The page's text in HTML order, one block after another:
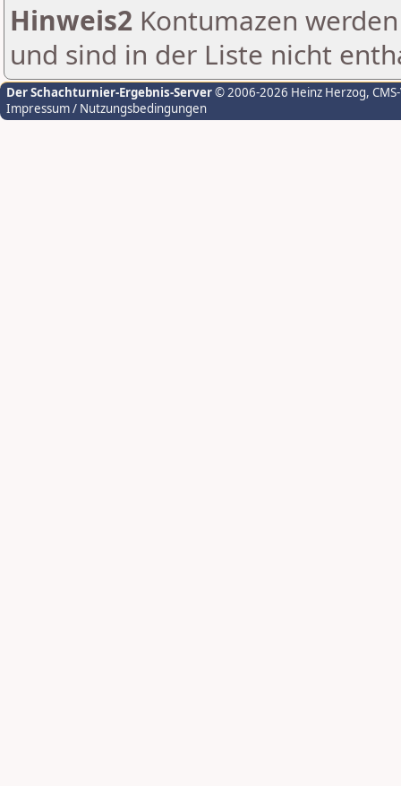
Hinweis2 Kontumazen
und sind in der Liste nicht
Der Schachturnier-Ergebnis-Server© 2006-2026 Heinz Herzog,
Impressum / Nutzungsbedingungen